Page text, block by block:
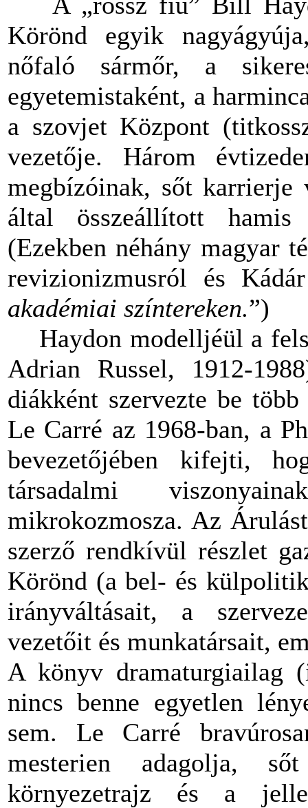
Körönd egyik
nőfaló sármőr, a
egyetemistaként, a
a szovjet Központ
vezetője. Három
megbízóinak, sőt karrierje
által összeállított
(Ezekben néhány magyar
revizionizmusról és
akadémiai színtereken.”)
Haydon modelljéül a
Adrian Russel, 1912-
diákként szervezte be
Le Carré az 1968-ban, a
bevezetőjében kifejti,
társadalmi
mikrokozmosza. Az
szerző rendkívül részlet
Körönd (a bel- és
irányváltásait, a
vezetőit és munkatársait,
A könyv dramaturgiailag
nincs benne egyetlen
sem. Le Carré
mesterien adagolja,
környezetrajz és a